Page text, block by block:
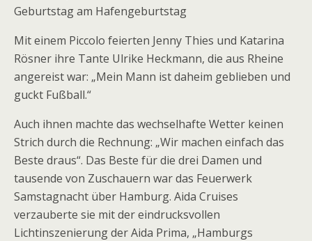
Geburtstag am Hafengeburtstag
Mit einem Piccolo feierten Jenny Thies und Katarina
Rösner ihre Tante Ulrike Heckmann, die aus Rheine
angereist war: „Mein Mann ist daheim geblieben und
guckt Fußball.“
Auch ihnen machte das wechselhafte Wetter keinen
Strich durch die Rechnung: „Wir machen einfach das
Beste draus“. Das Beste für die drei Damen und
tausende von Zuschauern war das Feuerwerk
Samstagnacht über Hamburg. Aida Cruises
verzauberte sie mit der eindrucksvollen
Lichtinszenierung der Aida Prima, „Hamburgs